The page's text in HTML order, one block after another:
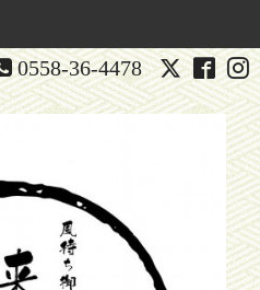
0558-36-4478